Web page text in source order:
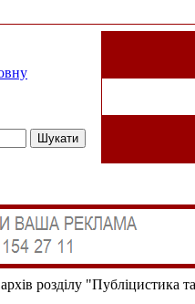
архів розділу "Публіцистика